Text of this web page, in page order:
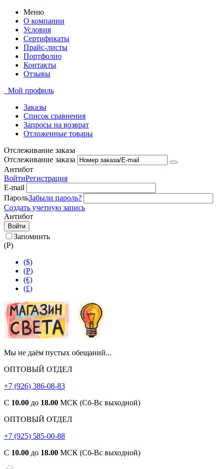
Меню
О компании
Условия
Сертификаты
Прайс-листы
Портфолио
Контакты
Отзывы
Мой профиль
Заказы
Список сравнения
Запросы на возврат
Отложенные товары
Отслеживание заказа
Отслеживание заказа
Антибот
ВойтиРегистрация
E-mail
ПарольЗабыли пароль?
Создать учетную запись
Антибот
Войти
Запомнить
(Р)
($)
(Р)
(€)
(£)
Мы не даём пустых обещаний...
ОПТОВЫЙ ОТДЕЛ
+7 (926) 386-08-83
С 10.00 до 18.00 МСК (Сб-Вс выходной)
ОПТОВЫЙ ОТДЕЛ
+7 (925) 585-00-88
С 10.00 до 18.00 МСК (Сб-Вс выходной)